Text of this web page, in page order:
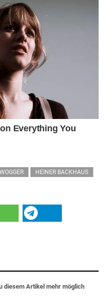
HEINER BACKHAUS
diesem Artikel mehr möglich